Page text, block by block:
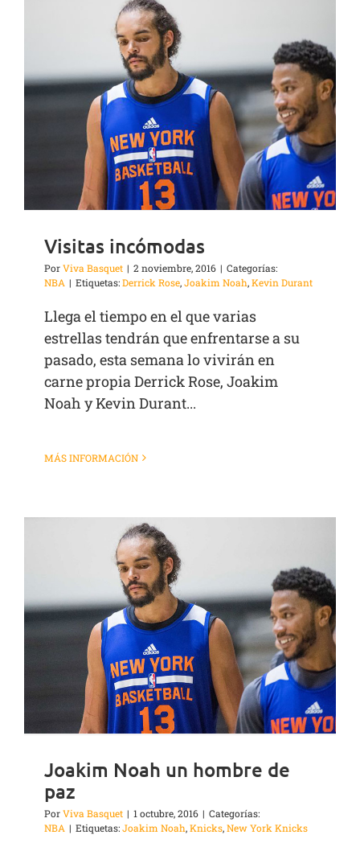
Visitas incómodas
PorViva Basquet | 2 noviembre, 2016 | Categorías:
NBA | Etiquetas:Derrick Rose,Joakim Noah,Kevin Durant
Llega el tiempo en el que varias
estrellas tendrán que enfrentarse a su
pasado, esta semana lo vivirán en
carne propia Derrick Rose, Joakim
Noah y Kevin Durant...
MÁS INFORMACIÓN
Joakim Noah un hombre de
paz
PorViva Basquet | 1 octubre, 2016 | Categorías:
NBA | Etiquetas:Joakim Noah,Knicks,New York Knicks